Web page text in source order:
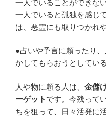
一人でいることができな
一人でいると孤独を感じ
は、悪霊にも取りつかれ
●占いや予言に頼ったり
かしてもらおうとしている
人や物に頼る人は、 金儲
ーゲット です。今残って
ちを狙って、日々活発に